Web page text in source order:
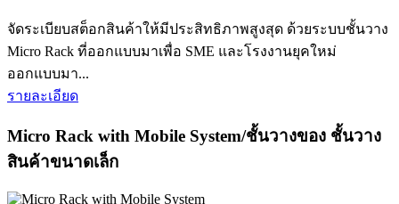
จัดระเบียบสต็อกสินค้าให้มีประสิทธิภาพสูงสุด ด้วยระบบชั้นวาง
Micro Rack ที่ออกแบบมาเพื่อ SME และโรงงานยุคใหม่
ออกแบบมา...
รายละเอียด
Micro Rack with Mobile System/ชั้นวางของ ชั้นวาง
สินค้าขนาดเล็ก